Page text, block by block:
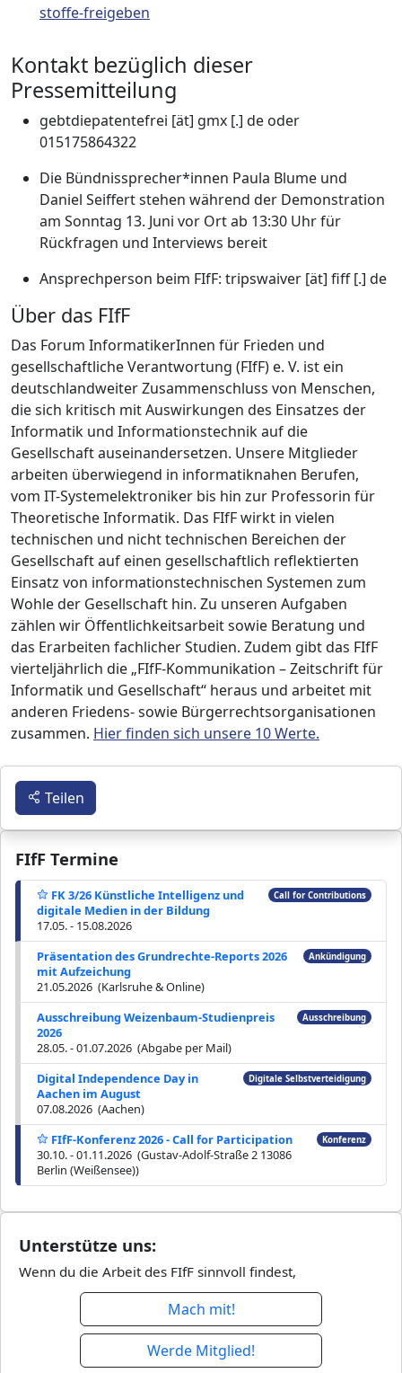
stoffe-freigeben
Kontakt bezüglich dieser
Pressemitteilung
gebtdiepatentefrei [ät] gmx [.] de oder
015175864322
Die Bündnissprecher*innen Paula Blume und
Daniel Seiffert stehen während der Demonstration
am Sonntag 13. Juni vor Ort ab 13:30 Uhr für
Rückfragen und Interviews bereit
Ansprechperson beim FIfF: tripswaiver [ät] fiff [.] de
Über das FIfF
Das Forum InformatikerInnen für Frieden und
gesellschaftliche Verantwortung (FIfF) e. V. ist ein
deutschlandweiter Zusammenschluss von Menschen,
die sich kritisch mit Auswirkungen des Einsatzes der
Informatik und Informationstechnik auf die
Gesellschaft auseinandersetzen. Unsere Mitglieder
arbeiten überwiegend in informatiknahen Berufen,
vom IT-Systemelektroniker bis hin zur Professorin für
Theoretische Informatik. Das FIfF wirkt in vielen
technischen und nicht technischen Bereichen der
Gesellschaft auf einen gesellschaftlich reflektierten
Einsatz von informationstechnischen Systemen zum
Wohle der Gesellschaft hin. Zu unseren Aufgaben
zählen wir Öffentlichkeitsarbeit sowie Beratung und
das Erarbeiten fachlicher Studien. Zudem gibt das FIfF
vierteljährlich die „FIfF-Kommunikation – Zeitschrift für
Informatik und Gesellschaft“ heraus und arbeitet mit
anderen Friedens- sowie Bürgerrechtsorganisationen
zusammen. Hier finden sich unsere 10 Werte.
FIfF Termine
FK 3/26 Künstliche Intelligenz und
digitale Medien in der Bildung
17.05. - 15.08.2026
Call for Contributions
Präsentation des Grundrechte-Reports 2026
mit Aufzeichung
21.05.2026 (Karlsruhe & Online)
Ankündigung
Ausschreibung Weizenbaum-Studienpreis
2026
28.05. - 01.07.2026 (Abgabe per Mail)
Ausschreibung
Digital Independence Day in
Aachen im August
07.08.2026 (Aachen)
Digitale Selbstverteidigung
FIfF-Konferenz 2026 - Call for Participation
30.10. - 01.11.2026 (Gustav-Adolf-Straße 2 13086
Berlin (Weißensee))
Konferenz
Unterstütze uns:
Wenn du die Arbeit des FIfF sinnvoll findest,
Mach mit!
Werde Mitglied!
Teilen